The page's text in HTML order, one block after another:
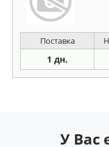
Поставка
1 дн.
У Вас